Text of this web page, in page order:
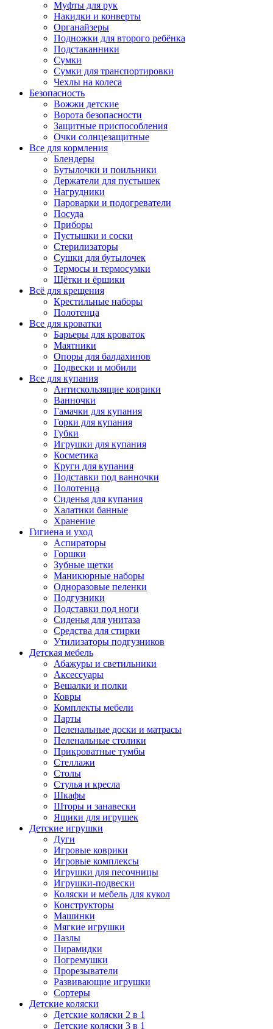
Муфты для рук
Накидки и конверты
Органайзеры
Подножки для второго ребёнка
Подстаканники
Сумки
Сумки для транспортировки
Чехлы на колеса
Безопасность
Вожжи детские
Ворота безопасности
Защитные приспособления
Очки солнцезащитные
Все для кормления
Блендеры
Бутылочки и поильники
Держатели для пустышек
Нагрудники
Пароварки и подогреватели
Посуда
Приборы
Пустышки и соски
Стерилизаторы
Сушки для бутылочек
Термосы и термосумки
Щётки и ёршики
Всё для крещения
Крестильные наборы
Полотенца
Все для кроватки
Барьеры для кроваток
Маятники
Опоры для балдахинов
Подвески и мобили
Все для купания
Антискользящие коврики
Ванночки
Гамачки для купания
Горки для купания
Губки
Игрушки для купания
Косметика
Круги для купания
Подставки под ванночки
Полотенца
Сиденья для купания
Халатики банные
Хранение
Гигиена и уход
Аспираторы
Горшки
Зубные щетки
Маникюрные наборы
Одноразовые пеленки
Подгузники
Подставки под ноги
Сиденья для унитаза
Средства для стирки
Утилизаторы подгузников
Детская мебель
Абажуры и светильники
Аксессуары
Вешалки и полки
Ковры
Комплекты мебели
Парты
Пеленальные доски и матрасы
Пеленальные столики
Прикроватные тумбы
Стеллажи
Столы
Стулья и кресла
Шкафы
Шторы и занавески
Ящики для игрушек
Детские игрушки
Дуги
Игровые коврики
Игровые комплексы
Игрушки для песочницы
Игрушки-подвески
Коляски и мебель для кукол
Конструкторы
Машинки
Мягкие игрушки
Пазлы
Пирамидки
Погремушки
Прорезыватели
Развивающие игрушки
Сортеры
Детские коляски
Детские коляски 2 в 1
Детские коляски 3 в 1